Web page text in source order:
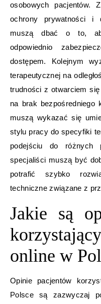
osobowych pacjentów.
ochrony prywatności i
muszą dbać o to,
odpowiednio
dostępem. Kolejnym
terapeutycznej na
trudności z otwarciem
na brak bezpośredniego
muszą wykazać się
stylu pracy do specyfiki
podejściu do różnych
specjaliści muszą być
potrafić szybko
techniczne związane z
Jakie są
online w
Opinie pacjentów
Polsce są zazwyczaj